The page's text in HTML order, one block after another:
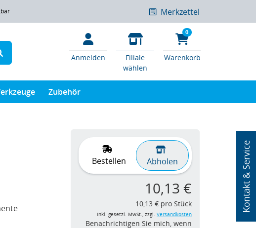
Kontakt & Service
Merkzettel
Anmelden
Filiale
wählen
0
Warenkorb
Zubehör
Bestellen Abholen
10,13 €
10,13 € pro Stück
inkl. gesetzl. MwSt., zzgl. Versandkosten
Benachrichtigen Sie mich, wenn